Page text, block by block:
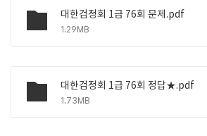
대한검정회 1급 76회 문제.pdf
1.29MB
대한검정회 1급 76회 정답★.pdf
1.73MB